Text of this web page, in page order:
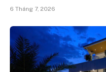
6 Tháng 7, 2026